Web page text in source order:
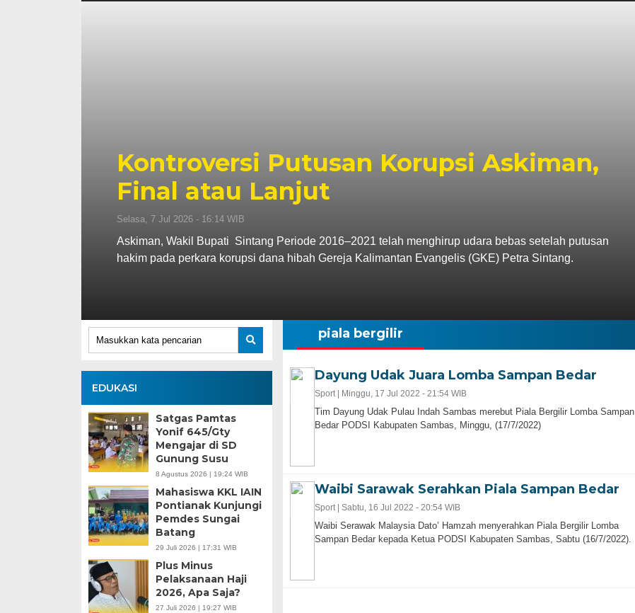
Kontroversi Putusan Korupsi Askiman,
Final atau Lanjut
Selasa, 7 Jul 2026 - 16:14 WIB
Askiman, Wakil Bupati Sintang Periode 2016–2021 telah menghirup udara bebas setelah putusan
hakim pada perkara korupsi dana hibah Gereja Kalimantan Evangelis (GKE) Petra Sintang.
EDUKASI
Satgas Pamtas
Yonif 645/Gty
Mengajar di SD
Gunung Susu
8 Agustus 2026 | 19:24 WIB
Mahasiswa KKL IAIN
Pontianak Kunjungi
Pemdes Sungai
Batang
29 Juli 2026 | 17:31 WIB
Plus Minus
Pelaksanaan Haji
2026, Apa Saja?
27 Juli 2026 | 19:27 WIB
piala bergilir
Dayung Udak Juara Lomba Sampan Bedar
Sport | Minggu, 17 Jul 2022 - 21:54 WIB
Tim Dayung Udak Pulau Indah Sambas merebut Piala Bergilir Lomba Sampan
Bedar PODSI Kabupaten Sambas, Minggu, (17/7/2022)
Waibi Sarawak Serahkan Piala Sampan Bedar
Sport | Sabtu, 16 Jul 2022 - 20:54 WIB
Waibi Serawak Malaysia Dato’ Hamzah menyerahkan Piala Bergilir Lomba
Sampan Bedar kepada Ketua PODSI Kabupaten Sambas, Sabtu (16/7/2022).